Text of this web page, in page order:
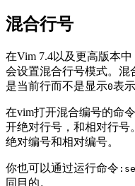
混合行号
在Vim 7.4以及更高版本
会设置混合行号模式。混
是当前行而不是显示0表
在vim打开混合编号的命
开绝对行号，和相对行号
绝对编号和相对编号。
你也可以通过运行命令
同目的。